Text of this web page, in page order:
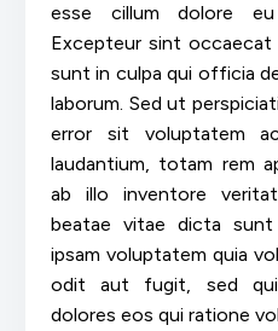
esse cillum dolore
Excepteur sint
sunt in culpa qui officia
laborum. Sed ut
error sit voluptatem
laudantium, totam rem
ab illo inventore
beatae vitae dicta sunt
ipsam voluptatem quia
odit aut fugit, sed
dolores eos qui ratione